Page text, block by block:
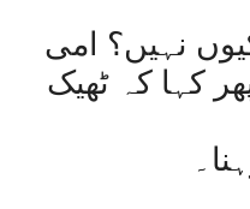
نہیں؟ امی
کہا کہ ٹھیک